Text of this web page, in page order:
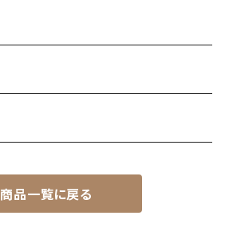
商品一覧に戻る